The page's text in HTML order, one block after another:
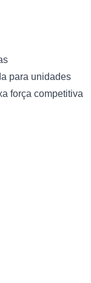
para unidades
força competitiva